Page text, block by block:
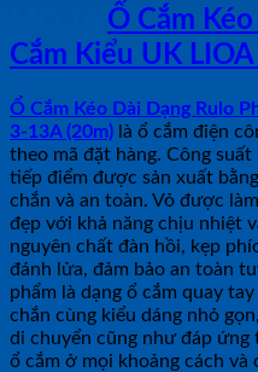
Ổ Cắm
Cắm Kiểu UK
Ổ Cắm Kéo Dài Dạng Rulo
3-13A (20m) là ổ cắm điện
theo mã đặt hàng. Công
tiếp điểm được sản xuất
chắn và an toàn. Vỏ được
đẹp với khả năng chịu nhiệt
nguyên chất đàn hồi, kẹp
đánh lửa, đảm bảo an toàn
phẩm là dạng ổ cắm quay
chắn cùng kiểu dáng nhỏ
di chuyển cũng như đáp
ổ cắm ở mọi khoảng cách